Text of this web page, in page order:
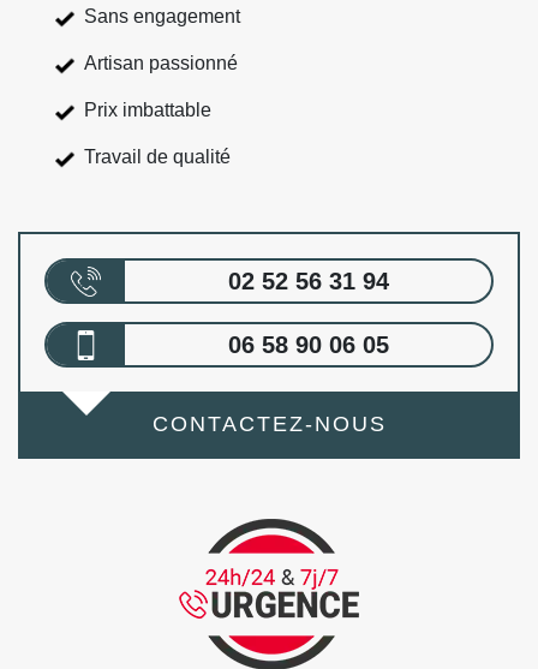
Sans engagement
Artisan passionné
Prix imbattable
Travail de qualité
02 52 56 31 94
06 58 90 06 05
CONTACTEZ-NOUS